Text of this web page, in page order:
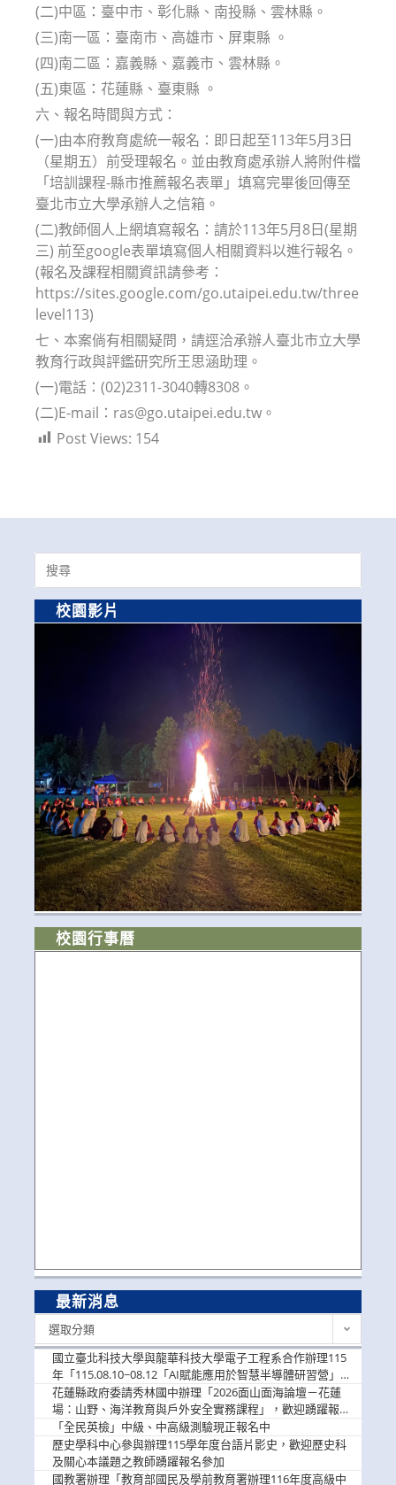
(二)中區：臺中市、彰化縣、南投縣、雲林縣。
(三)南一區：臺南市、高雄市、屏東縣 。
(四)南二區：嘉義縣、嘉義市、雲林縣。
(五)東區：花蓮縣、臺東縣 。
六、報名時間與方式：
(一)由本府教育處統一報名：即日起至113年5月3日
（星期五）前受理報名。並由教育處承辦人將附件檔
「培訓課程-縣市推薦報名表單」填寫完畢後回傳至
臺北市立大學承辦人之信箱。
(二)教師個人上網填寫報名：請於113年5月8日(星期
三) 前至google表單填寫個人相關資料以進行報名。
(報名及課程相關資訊請參考：
https://sites.google.com/go.utaipei.edu.tw/three
level113)
七、本案倘有相關疑問，請逕洽承辦人臺北市立大學
教育行政與評鑑研究所王思涵助理。
(一)電話：(02)2311-3040轉8308。
(二)E-mail：ras@go.utaipei.edu.tw。
Post Views: 154
Search
for:
校園影片
校園行事曆
最新消息
選取分類
國立臺北科技大學與龍華科技大學電子工程系合作辦理115
年「115.08.10~08.12「AI賦能應用於智慧半導體研習營」，
歡迎學生踴躍報名參加
花蓮縣政府委請秀林國中辦理「2026面山面海論壇－花蓮
場：山野、海洋教育與戶外安全實務課程」，歡迎踴躍報名
參加
「全民英檢」中級、中高級測驗現正報名中
歷史學科中心參與辦理115學年度台語片影史，歡迎歷史科
及關心本議題之教師踴躍報名參加
國教署辦理「教育部國民及學前教育署辦理116年度高級中